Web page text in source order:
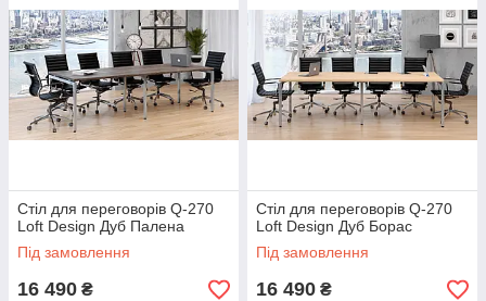
столешницы для документов, удобные места для
хранения - все это делает ваши переговоры более
продуктивными и организованными. Кроме того,
использование высококачественных материалов и
прочной конструкции гарантирует долговечность и
удобство в использовании.
Стіл для переговорів Q-270
Loft Design Дуб Палена
Під замовлення
16 490 ₴
Стіл для переговорів Q-270
Loft Design Дуб Борас
Під замовлення
16 490 ₴